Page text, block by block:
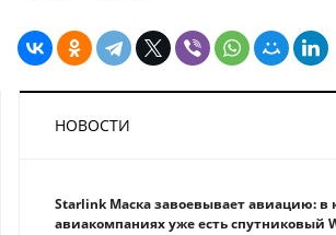
НОВОСТИ
Starlink Маска завоевывает авиацию: в
авиакомпаниях уже есть спутниковый